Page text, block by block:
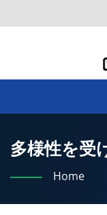
多様性を受
Home